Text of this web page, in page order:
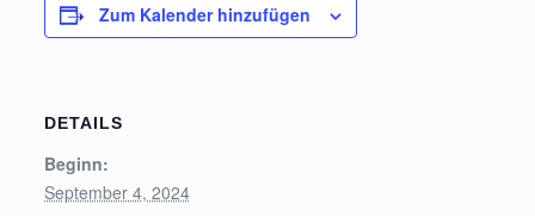
Zum Kalender hinzufügen
DETAILS
Beginn:
September 4, 2024